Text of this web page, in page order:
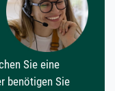
Sie eine
benötigen Sie